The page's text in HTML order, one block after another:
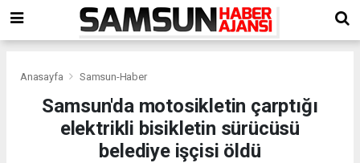
Anasayfa Samsun-Haber
Samsun'da motosikletin çarptığı
elektrikli bisikletin sürücüsü
belediye işçisi öldü